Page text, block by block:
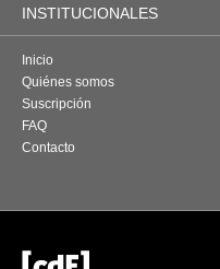
INSTITUCIONALES
Inicio
Quiénes somos
Suscripción
FAQ
Contacto